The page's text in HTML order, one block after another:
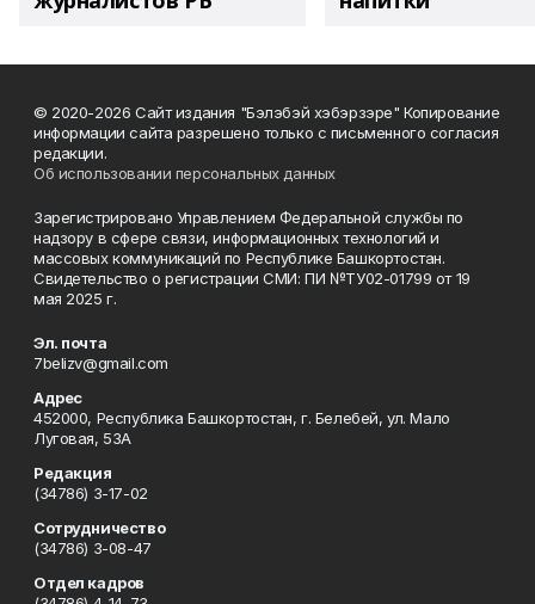
© 2020-2026 Сайт издания "Бэлэбэй хэбэрзэре" Копирование
информации сайта разрешено только с письменного согласия
редакции.
Об использовании персональных данных
Зарегистрировано Управлением Федеральной службы по
надзору в сфере связи, информационных технологий и
массовых коммуникаций по Республике Башкортостан.
Свидетельство о регистрации СМИ: ПИ №ТУ02-01799 от 19
мая 2025 г.
Эл. почта
7belizv@gmail.com
Адрес
452000, Республика Башкортостан, г. Белебей, ул. Мало
Луговая, 53А
Редакция
(34786) 3-17-02
Сотрудничество
(34786) 3-08-47
Отдел кадров